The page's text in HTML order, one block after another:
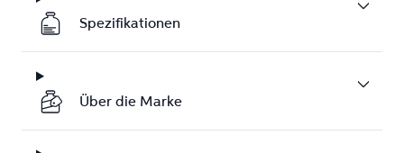
Spezifikationen
Über die Marke